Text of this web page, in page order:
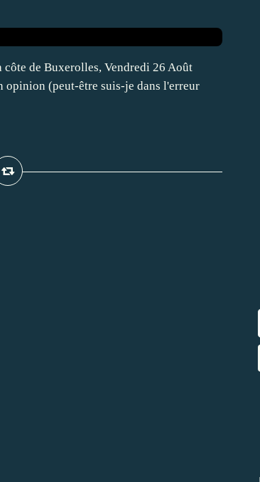
côte de Buxerolles, Vendredi 26 Août
opinion (peut-être suis-je dans l'erreur